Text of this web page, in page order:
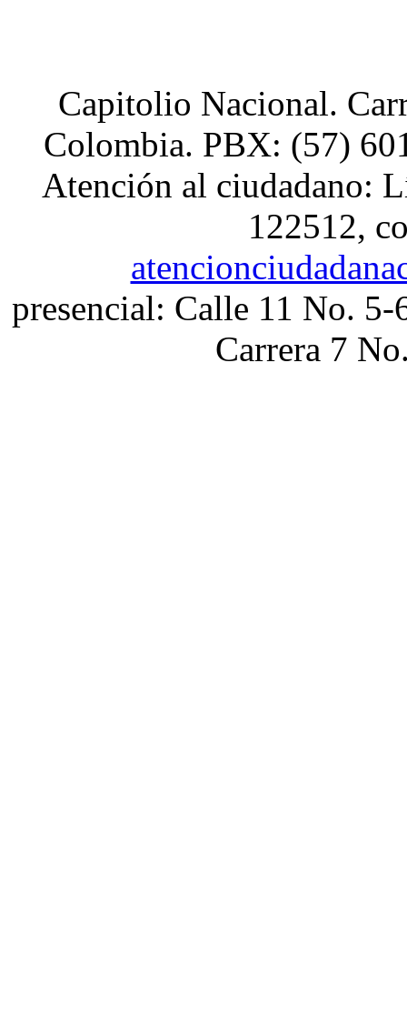
Capitolio Nacional.
Colombia. PBX: (57)
Atención al ciudadano:
122512,
presencial: Calle 11 No.
Carrera 7